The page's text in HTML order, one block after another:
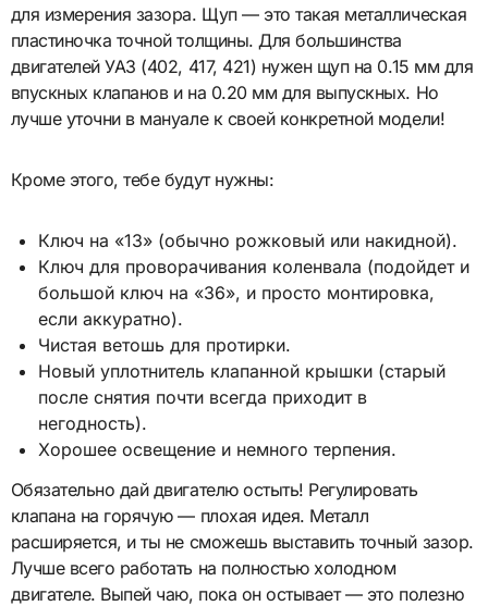
для измерения зазора. Щуп — это такая металлическая
пластиночка точной толщины. Для большинства
двигателей УАЗ (402, 417, 421) нужен щуп на 0.15 мм для
впускных клапанов и на 0.20 мм для выпускных. Но
лучше уточни в мануале к своей конкретной модели!
Кроме этого, тебе будут нужны:
Ключ на «13» (обычно рожковый или накидной).
Ключ для проворачивания коленвала (подойдет и
большой ключ на «36», и просто монтировка,
если аккуратно).
Чистая ветошь для протирки.
Новый уплотнитель клапанной крышки (старый
после снятия почти всегда приходит в
негодность).
Хорошее освещение и немного терпения.
Обязательно дай двигателю остыть! Регулировать
клапана на горячую — плохая идея. Металл
расширяется, и ты не сможешь выставить точный зазор.
Лучше всего работать на полностью холодном
двигателе. Выпей чаю, пока он остывает — это полезно